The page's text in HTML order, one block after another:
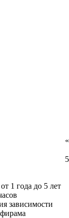
1 года до 5 лет
зависимости